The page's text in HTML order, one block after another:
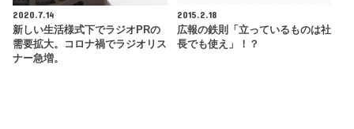
2020.7.14
新しい生活様式下でラジオPRの
需要拡大。コロナ禍でラジオリス
ナー急増。
2015.2.18
広報の鉄則「立っているものは社
長でも使え」！？